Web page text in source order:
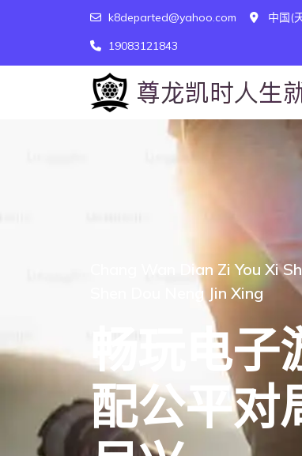
k8departed@yahoo.com
中国(
19083121843
Chang Wan Dian Zi You Xi
Shen Dou Neng Jin Xing
畅玩电子
配公平对